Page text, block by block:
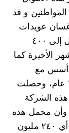
و قد
غسان عويدات
بأن قيمة التحويلات محل الشبهة لا تصل إلى ٤٠٠
الأخيرة كما
أسس مع
شقيقه رجا شركة في سويسرا قبل ۲۰ عام، وحصلت
الشركة
۱۹عام، بدءا من سنة ۲۰۰۲، وأن مجمل هذه
الحوالات هو أقل من القيمة المزعومة أي ٢٤٠ مليون